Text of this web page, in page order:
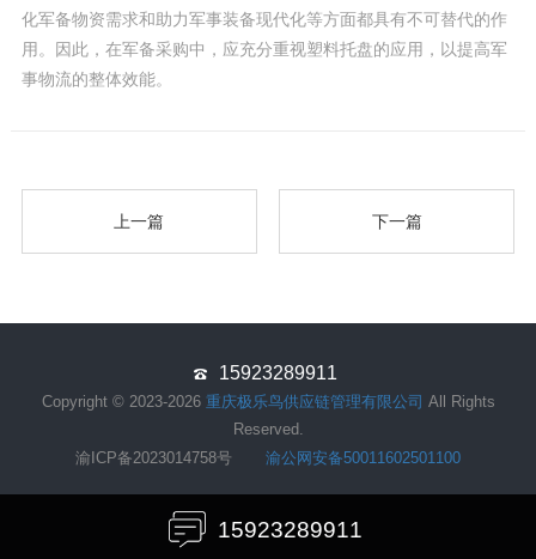
化军备物资需求和助力军事装备现代化等方面都具有不可替代的作
用。因此，在军备采购中，应充分重视塑料托盘的应用，以提高军
事物流的整体效能。
上一篇 下一篇
15923289911
Copyright © 2023-2026 重庆极乐鸟供应链管理有限公司 All Rights
Reserved.
渝ICP备2023014758号
渝公网安备50011602501100
15923289911